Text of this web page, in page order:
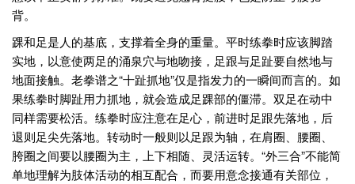
背。
踝和足是人的基底，支撑着全身的重量。平时练拳时应该脚踏
实地，以意使两足的涌泉穴与地吻接，足跟与足趾要自然地与
地面接触。老拳谱之“十趾抓地”仅是指发力的一瞬间而言的。如
果练拳时脚趾用力抓地，就会造成足踝部的僵滞。双足在动中
同样需要松活。练拳时应注意在足心，前进时足跟先落地，后
退则足尖先落地。转动时一般则以足跟为轴，在肩圈、腰圈、
胯圈之间要以腰圈为主，上下相随、灵活运转。“外三合”不能简
单地理解为肢体活动的相互配合，而要用意念接通有关部位，